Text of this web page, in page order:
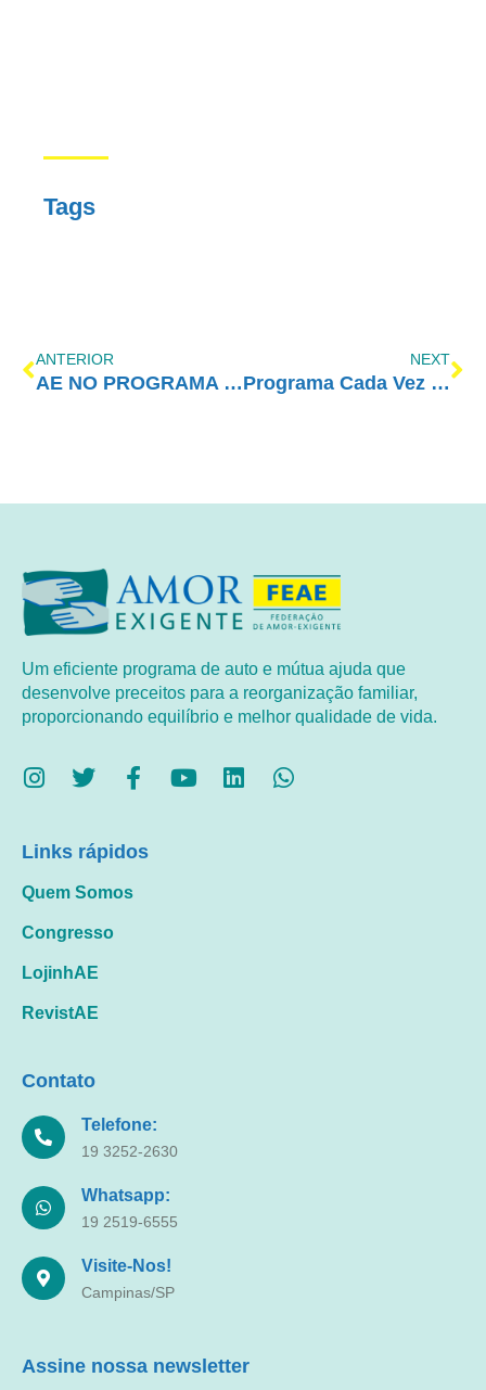
Tags
ANTERIOR
AE NO PROGRAMA VIDA MELHOR – REDEVIDA – 18/09/2023
NEXT
Programa Cada Vez Melhor com Amor-Exigente – Dia Nacional do Idoso
Um eficiente programa de auto e mútua ajuda que
desenvolve preceitos para a reorganização familiar,
proporcionando equilíbrio e melhor qualidade de vida.
Links rápidos
Quem Somos
Congresso
LojinhAE
RevistAE
Contato
Telefone:
19 3252-2630
Whatsapp:
19 2519-6555
Visite-Nos!
Campinas/SP
Assine nossa newsletter